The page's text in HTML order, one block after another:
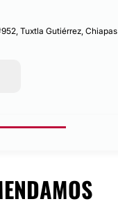
Tuxtla Gutiérrez, Chiapas